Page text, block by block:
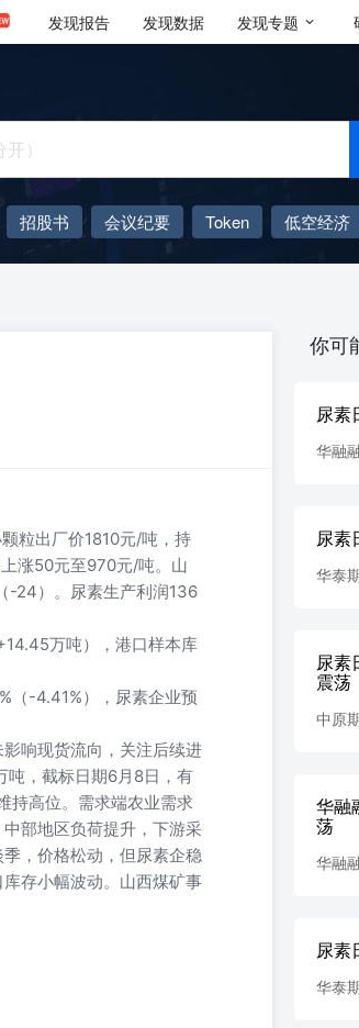
发现报告 发现数据 发现专题
招股书 会议纪要 Token 低空经济
大模型
粒出厂价1810元/吨，持
涨50元至970元/吨。山
-24）。尿素生产利润136
万吨），港口样本库
（-4.41%），尿素企业预
响现货流向，关注后续进
吨，截标日期6月8日，有
持高位。需求端农业需求
部地区负荷提升，下游采
，价格松动，但尿素企稳
存小幅波动。山西煤矿事
你可
尿素
华融
尿素
华泰
尿素
震荡
中原
华融
荡
华融
尿素
华泰